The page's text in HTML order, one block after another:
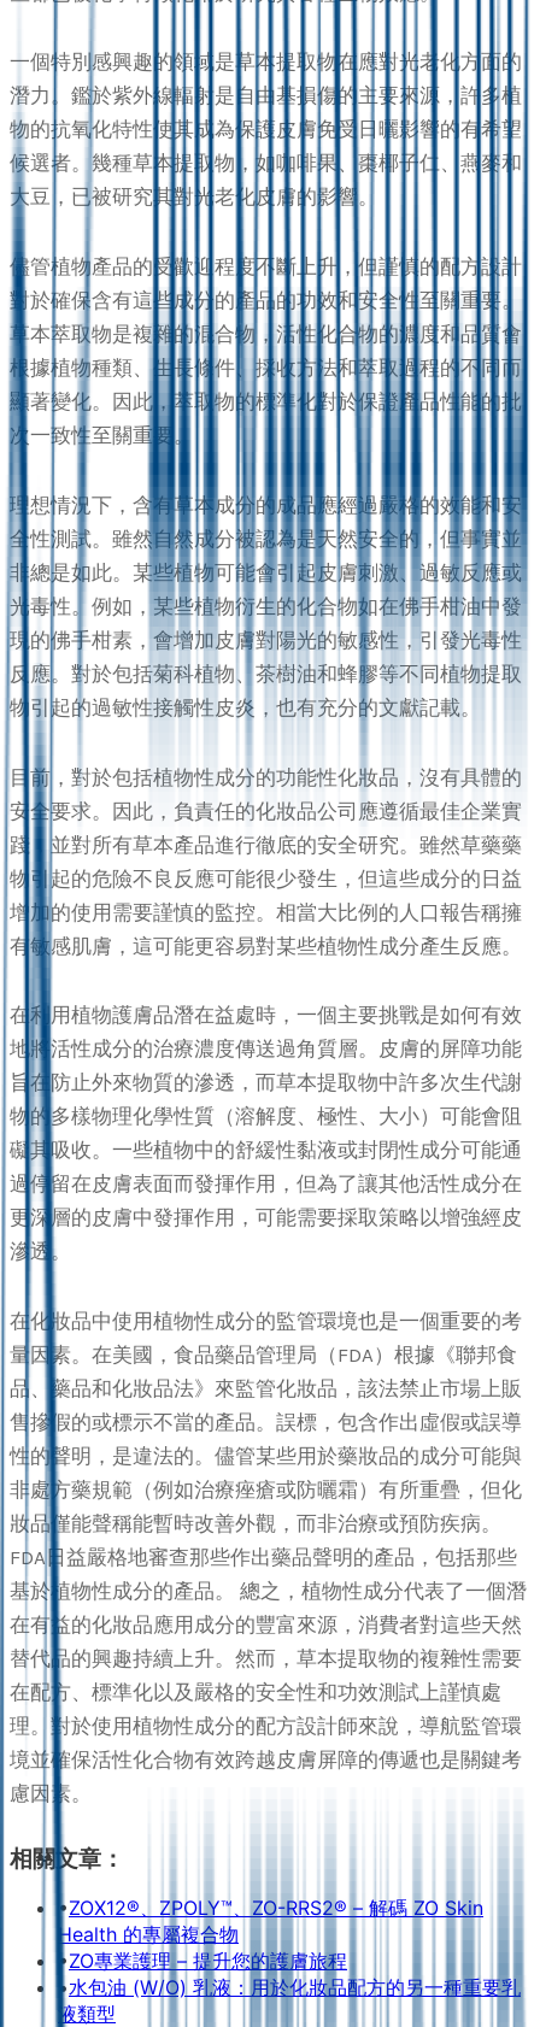
一個特別感興趣的領域是草本提取物在應對光老化方面的
潛力。鑑於紫外線輻射是自由基損傷的主要來源，許多植
物的抗氧化特性使其成為保護皮膚免受日曬影響的有希望
候選者。幾種草本提取物，如咖啡果、棗椰子仁、燕麥和
大豆，已被研究其對光老化皮膚的影響。
儘管植物產品的受歡迎程度不斷上升，但謹慎的配方設計
對於確保含有這些成分的產品的功效和安全性至關重要。
草本萃取物是複雜的混合物，活性化合物的濃度和品質會
根據植物種類、生長條件、採收方法和萃取過程的不同而
顯著變化。因此，萃取物的標準化對於保證產品性能的批
次一致性至關重要。
理想情況下，含有草本成分的成品應經過嚴格的效能和安
全性測試。雖然自然成分被認為是天然安全的，但事實並
非總是如此。某些植物可能會引起皮膚刺激、過敏反應或
光毒性。例如，某些植物衍生的化合物如在佛手柑油中發
現的佛手柑素，會增加皮膚對陽光的敏感性，引發光毒性
反應。對於包括菊科植物、茶樹油和蜂膠等不同植物提取
物引起的過敏性接觸性皮炎，也有充分的文獻記載。
目前，對於包括植物性成分的功能性化妝品，沒有具體的
安全要求。因此，負責任的化妝品公司應遵循最佳企業實
踐，並對所有草本產品進行徹底的安全研究。雖然草藥藥
物引起的危險不良反應可能很少發生，但這些成分的日益
增加的使用需要謹慎的監控。相當大比例的人口報告稱擁
有敏感肌膚，這可能更容易對某些植物性成分產生反應。
在利用植物護膚品潛在益處時，一個主要挑戰是如何有效
地將活性成分的治療濃度傳送過角質層。皮膚的屏障功能
旨在防止外來物質的滲透，而草本提取物中許多次生代謝
物的多樣物理化學性質（溶解度、極性、大小）可能會阻
礙其吸收。一些植物中的舒緩性黏液或封閉性成分可能通
過停留在皮膚表面而發揮作用，但為了讓其他活性成分在
更深層的皮膚中發揮作用，可能需要採取策略以增強經皮
滲透。
在化妝品中使用植物性成分的監管環境也是一個重要的考
量因素。在美國，食品藥品管理局（FDA）根據《聯邦食
品、藥品和化妝品法》來監管化妝品，該法禁止市場上販
售摻假的或標示不當的產品。誤標，包含作出虛假或誤導
性的聲明，是違法的。儘管某些用於藥妝品的成分可能與
非處方藥規範（例如治療痤瘡或防曬霜）有所重疊，但化
妝品僅能聲稱能暫時改善外觀，而非治療或預防疾病。
FDA日益嚴格地審查那些作出藥品聲明的產品，包括那些
基於植物性成分的產品。 總之，植物性成分代表了一個潛
在有益的化妝品應用成分的豐富來源，消費者對這些天然
替代品的興趣持續上升。然而，草本提取物的複雜性需要
在配方、標準化以及嚴格的安全性和功效測試上謹慎處
理。對於使用植物性成分的配方設計師來說，導航監管環
境並確保活性化合物有效跨越皮膚屏障的傳遞也是關鍵考
慮因素。
相關文章：
•ZOX12®、ZPOLY™、ZO-RRS2® – 解碼 ZO Skin
Health 的專屬複合物
•ZO專業護理 – 提升您的護膚旅程
•水包油 (W/O) 乳液：用於化妝品配方的另一種重要乳
液類型